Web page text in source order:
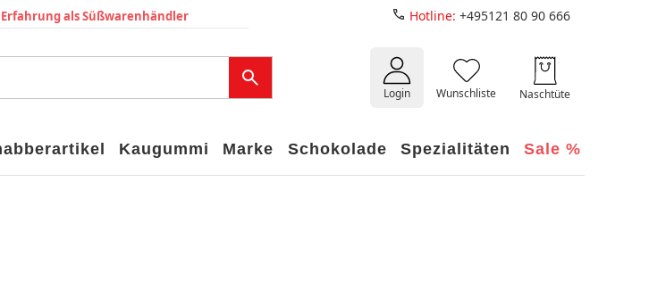
Erfahrung als Süßwarenhändler Hotline: +495121 80 90 666
Login Wunschliste Naschtüte
Kaugummi Marke Schokolade Spezialitäten Sale %